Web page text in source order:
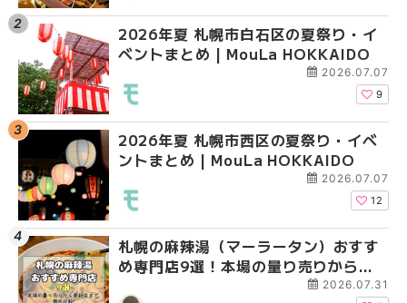
2026年夏 札幌市白石区の夏祭り・イ
ベントまとめ | MouLa HOKKAIDO
2026.07.07
9
2026年夏 札幌市西区の夏祭り・イベ
ントまとめ | MouLa HOKKAIDO
2026.07.07
12
札幌の麻辣湯（マーラータン）おすす
め専門店9選！本場の量り売りから最
新店まで徹底比較 | MouLa
2026.07.31
2026年夏 札幌市西区
ントまとめ | MouLa
2026年夏 札幌市北区
ントまとめ | MouLa
2026年夏 札幌市手稲
ベントまとめ |
2026年夏 札幌市北区
ントまとめ | MouLa
2026年夏 札幌市白石
ベントまとめ |
2026年夏 札幌市西区
ントまとめ | MouLa